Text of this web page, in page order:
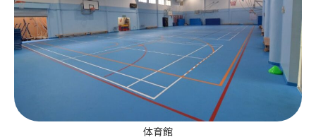
体育館